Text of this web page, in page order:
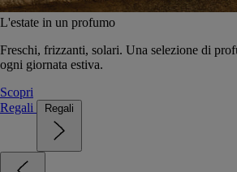
L'estate in un profumo
Freschi, frizzanti, solari. Una selezione di
ogni giornata estiva.
Scopri
Regali
Regali